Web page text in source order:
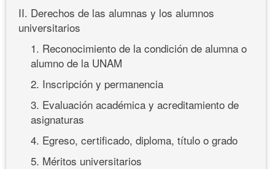
II. Derechos de las alumnas y los alumnos
universitarios
1. Reconocimiento de la condición de alumna o
alumno de la UNAM
2. Inscripción y permanencia
3. Evaluación académica y acreditamiento de
asignaturas
4. Egreso, certificado, diploma, título o grado
5. Méritos universitarios